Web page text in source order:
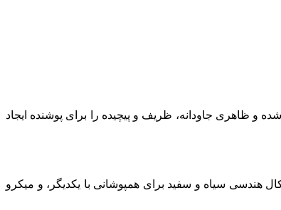
و ظاهری جاودانه، ظریف و پیچیده را برای پوشنده ایجاد
هندسی سیاه و سفید برای همپوشانی با یکدیگر، و میکرو